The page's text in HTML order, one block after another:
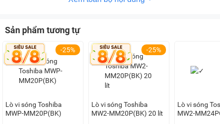
Tay cầm của lò được thiết kế vừa vặn, chắc chắn để người
công sức.
Dung tích lò 20 lít
Lò vi sóng MM20P MWP của Toshiba có dung tích 20 lít sẽ
Sản phẩm tương tự
-25%
Lò vi sóng Toshiba
MWP-MM20P(BK)
-25%
Lò vi sóng Toshiba
MW2-MM20P(BK) 20 lít
Lò vi sóng
MW2-